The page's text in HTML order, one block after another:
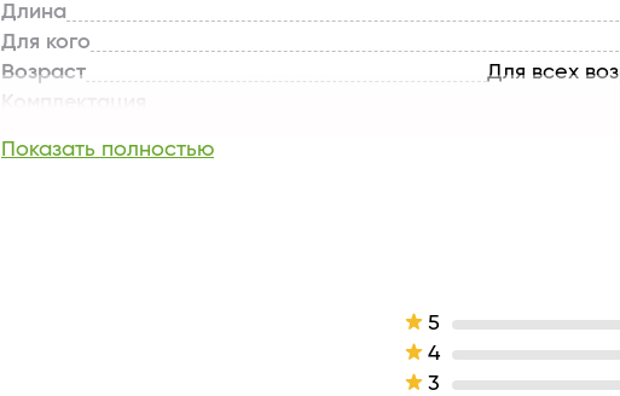
Длина
Для кого
Возраст
Для всех
Комплектация
Назначение продукта
Показать полностью
5
4
3